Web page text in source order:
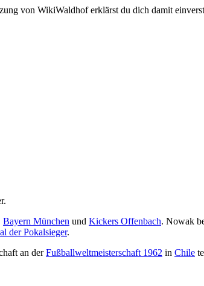
von WikiWaldhof erklärst du dich damit
Bayern München und Kickers Offenbach. Nowak
der Pokalsieger.
an derFußballweltmeisterschaft 1962 in Chile